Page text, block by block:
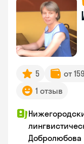
5 от
1 отзыв
Добролюбова